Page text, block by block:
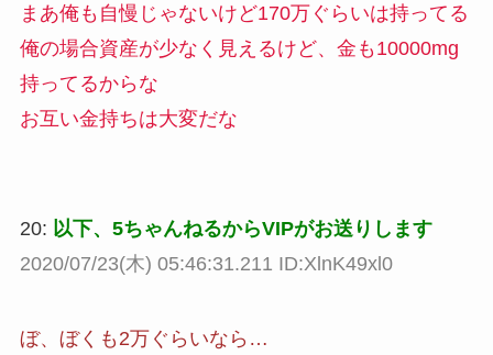
まあ俺も自慢じゃないけど170万ぐらいは持ってる
俺の場合資産が少なく見えるけど、金も10000mg
持ってるからな
お互い金持ちは大変だな
20: 以下、5ちゃんねるからVIPがお送りします
2020/07/23(木) 05:46:31.211 ID:XlnK49xl0
ぼ、ぼくも2万ぐらいなら…